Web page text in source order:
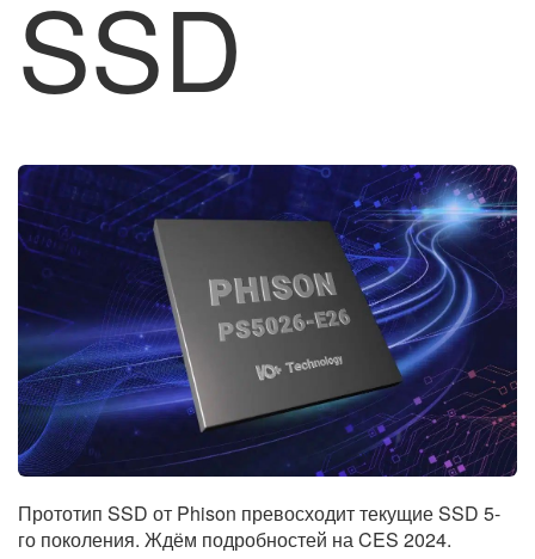
SSD
Прототип SSD от Phison превосходит текущие SSD 5-
го поколения. Ждём подробностей на CES 2024.